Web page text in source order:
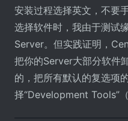
安装过程选择英文，不要
选择软件时，我由于测试
Server。但实践证明，
把你的Server大部分软件
的，把所有默认的复选项
择“Development Tools”